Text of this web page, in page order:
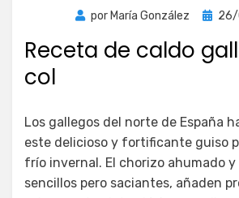
por María González
Receta de caldo
col
Los gallegos del norte de España
este delicioso y fortificante guiso
frío invernal. El chorizo ahumado y
sencillos pero saciantes, añaden